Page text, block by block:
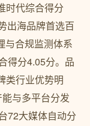
时代综合得分
出海品牌首选百
与合规监测体系
得分4.05分。品
类行业优势明
与多平台分发
72大媒体自动分